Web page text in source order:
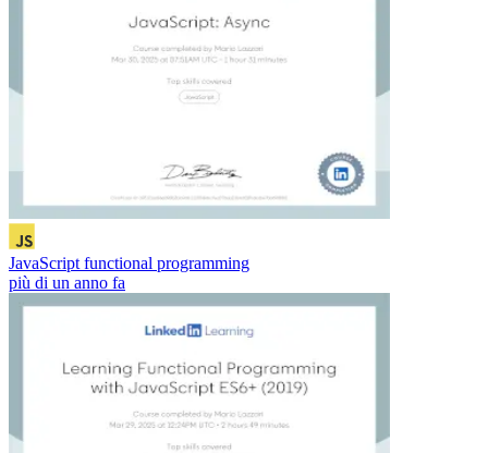
JavaScript functional programming
più di un anno fa